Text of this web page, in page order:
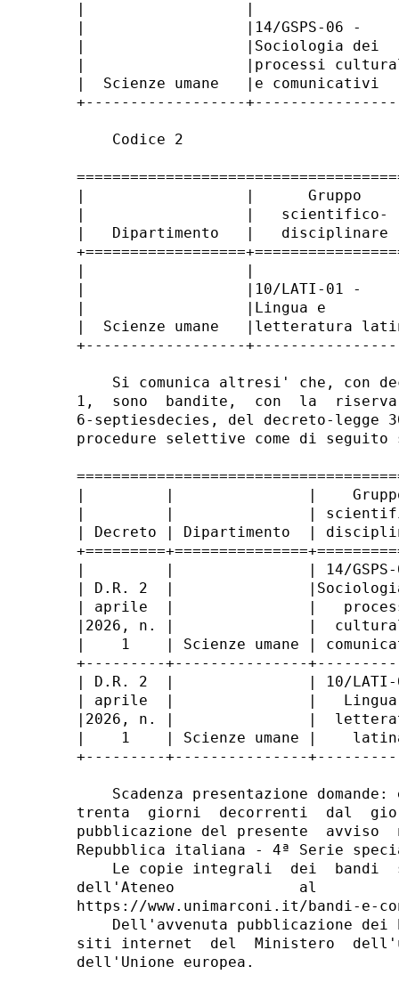
|                  |14/GSPS-06 -
|                  |Sociologia
|                  |processi
|  Scienze umane   |e
+------------------
    Codice 2
|                  |      Gruppo
|                  |
|   Dipartimento   |
|                  |10/LATI-01 -
|                  |Lingua e
|  Scienze umane
+------------------
Si comunica altresi' che, con
1,  sono  bandite,  con  la
6-septiesdecies, del decreto-legge
procedure selettive come di
|         |               |
|         |               |
| Decreto | Dipartimento  |
|         |               | 14/GSPS-
| D.R. 2  |
| aprile  |               |
|2026, n. |               |
|    1    | Scienze umane |
+---------+---------------
| D.R. 2  |               | 10/
| aprile  |               |
|2026, n. |               |
|    1    | Scienze umane |
+---------+---------------
Scadenza presentazione domande:
trenta  giorni  decorrenti  dal
pubblicazione del presente
Repubblica italiana - 4ª Serie
Le copie integrali  dei  bandi
dell'Ateneo              al
https://www.unimarconi.it/bandi-e-
Dell'avvenuta pubblicazione dei
siti internet  del  Ministero
dell'Unione europea.